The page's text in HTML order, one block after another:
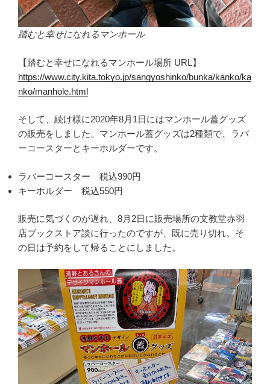
踏むと幸せになれるマンホール
【踏むと幸せになれるマンホール場所 URL】
https://www.city.kita.tokyo.jp/sangyoshinko/bunka/kanko/ka
nko/manhole.html
そして、続け様に2020年8月1日にはマンホール蓋グッズ
の販売をしました。マンホール蓋グッズは2種類で、ラバ
ーコースターとキーホルダーです。
ラバーコースター 税込990円
キーホルダー 税込550円
販売に気づくのが遅れ、8月2日に販売場所の文教堂赤羽
店ブックストア談に行ったのですが、既に売り切れ。そ
の日は予約をして帰ることにしました。